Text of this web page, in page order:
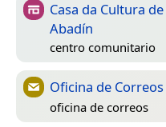
Casa da Cultura de
Abadín
centro comunitario
Oficina de Correos
oficina de correos